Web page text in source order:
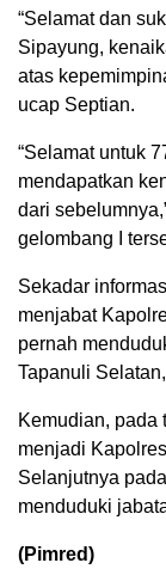
“Selamat dan
Sipayung,
atas
ucap Septian.
“Selamat untuk
mendapatkan
dari
gelombang I
Sekadar
menjabat
pernah
Tapanuli
Kemudian, pada
menjadi
Selanjutnya
menduduki
(Pimred)